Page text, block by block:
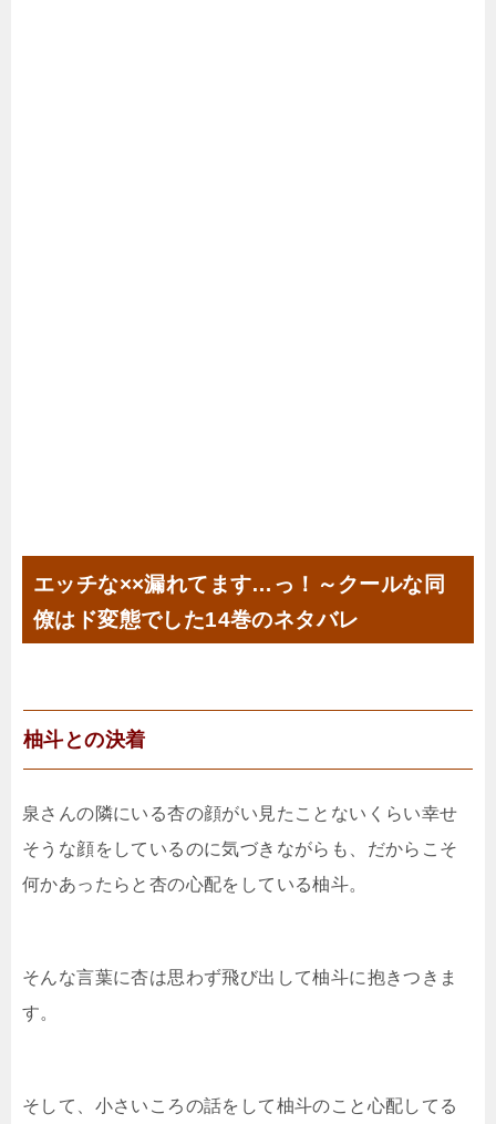
エッチな××漏れてます…っ！～クールな同
僚はド変態でした14巻のネタバレ
柚斗との決着
泉さんの隣にいる杏の顔がい見たことないくらい幸せ
そうな顔をしているのに気づきながらも、だからこそ
何かあったらと杏の心配をしている柚斗。
そんな言葉に杏は思わず飛び出して柚斗に抱きつきま
す。
そして、小さいころの話をして柚斗のこと心配してる